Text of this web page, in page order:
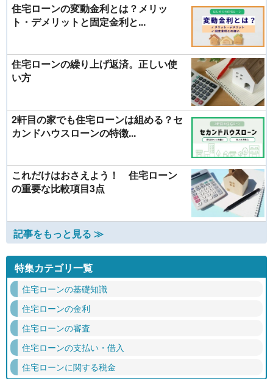
住宅ローンの変動金利とは？メリッ
ト・デメリットと固定金利と...
住宅ローンの繰り上げ返済。正しい使
い方
2軒目の家でも住宅ローンは組める？セ
カンドハウスローンの特徴...
これだけはおさえよう！ 住宅ローン
の重要な比較項目3点
記事をもっと見る ≫
特集カテゴリ一覧
住宅ローンの基礎知識
住宅ローンの金利
住宅ローンの審査
住宅ローンの支払い・借入
住宅ローンに関する税金